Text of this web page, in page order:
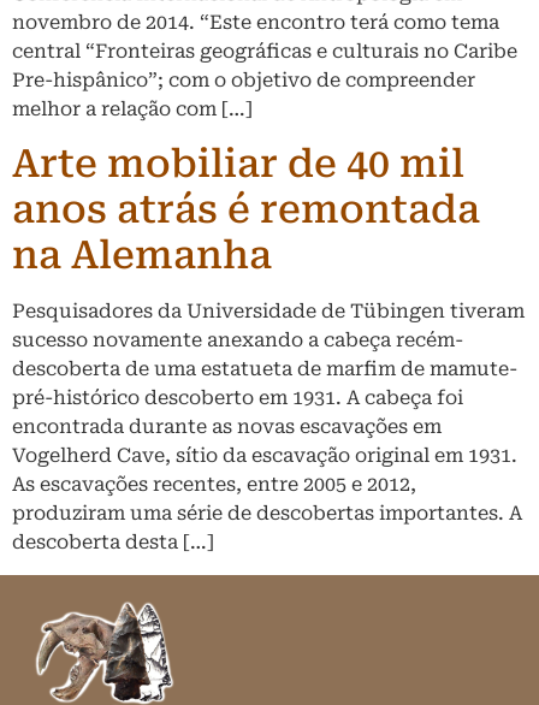
novembro de 2014. “Este encontro terá como tema
central “Fronteiras geográficas e culturais no Caribe
Pre-hispânico”; com o objetivo de compreender
melhor a relação com […]
Arte mobiliar de 40 mil
anos atrás é remontada
na Alemanha
Pesquisadores da Universidade de Tübingen tiveram
sucesso novamente anexando a cabeça recém-
descoberta de uma estatueta de marfim de mamute-
pré-histórico descoberto em 1931. A cabeça foi
encontrada durante as novas escavações em
Vogelherd Cave, sítio da escavação original em 1931.
As escavações recentes, entre 2005 e 2012,
produziram uma série de descobertas importantes. A
descoberta desta […]